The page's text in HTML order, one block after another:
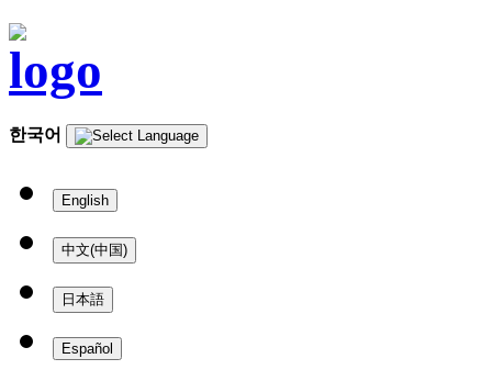
한국어
English
中文(中国)
日本語
Español